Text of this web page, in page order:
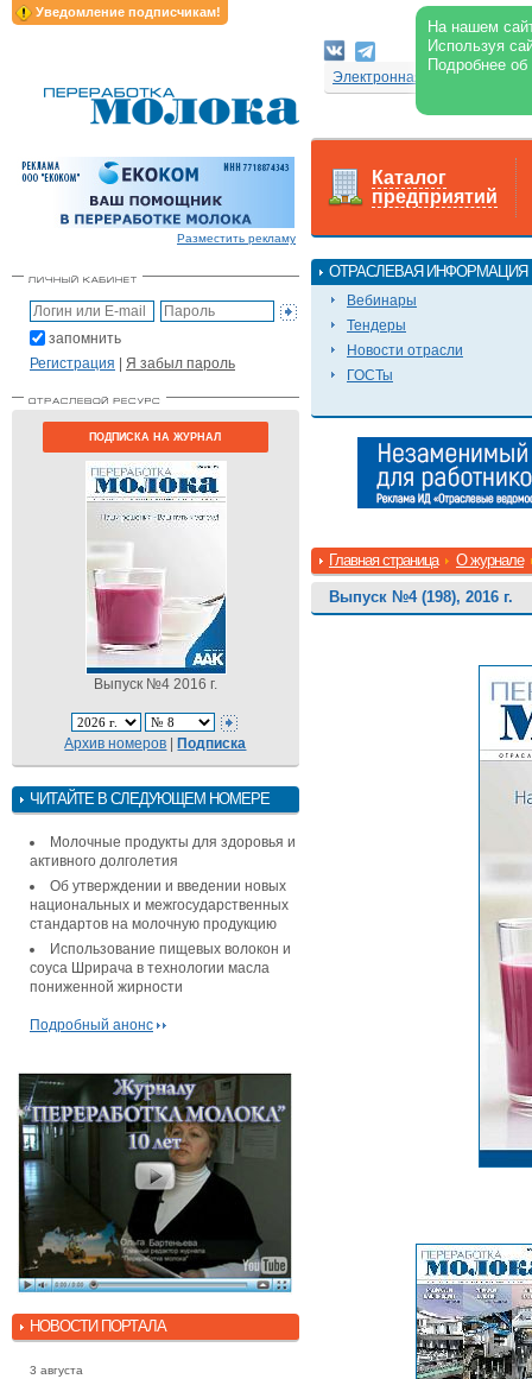
Уведомление подписчикам!
На нашем
Используя
Подробнее
Электронная версия
Разместить рекламу
запомнить
Регистрация | Я забыл пароль
ПОДПИСКА НА ЖУРНАЛ
Выпуск №4 2016 г.
Архив номеров |Подписка
ЧИТАЙТЕ В СЛЕДУЮЩЕМ НОМЕРЕ
Молочные продукты для здоровья и
активного долголетия
Об утверждении и введении новых
национальных и межгосударственных
стандартов на молочную продукцию
Использование пищевых волокон и
соуса Шрирача в технологии масла
пониженной жирности
Подробный анонс
НОВОСТИ ПОРТАЛА
3 августа
Каталог
предприятий
ОТРАСЛЕВАЯ ИНФОРМАЦИЯ
Вебинары
Тендеры
Новости отрасли
ГОСТы
Главная страница О журнале
Выпуск №4 (198), 2016 г.